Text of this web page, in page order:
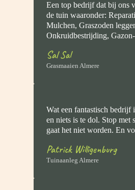
Een top bedrijf dat bij ons
de tuin waaronder:
Mulchen, Graszoden
Onkruidbestrijding,
Sal Sal
Grasmaaien Almere
Wat een fantastisch
en niets is te dol. Stop met
gaat het niet worden. En
Patrick Willigenburg
Tuinaanleg Almere